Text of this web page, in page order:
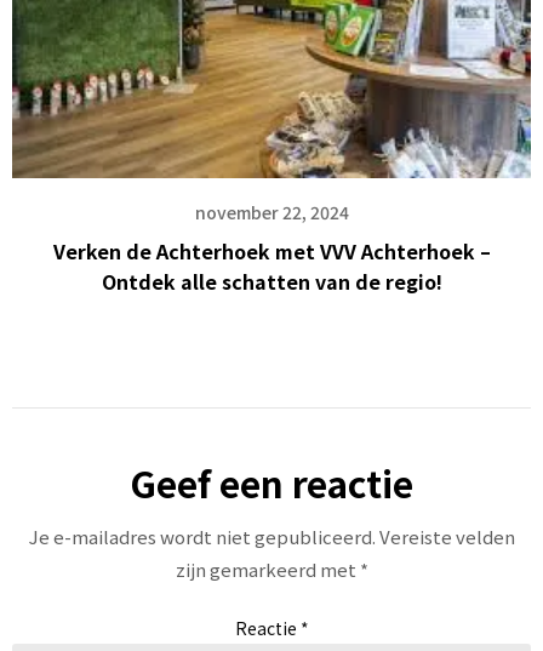
november 22, 2024
Verken de Achterhoek met VVV Achterhoek –
Ontdek alle schatten van de regio!
Geef een reactie
Je e-mailadres wordt niet gepubliceerd.Vereiste velden
zijn gemarkeerd met *
Reactie *